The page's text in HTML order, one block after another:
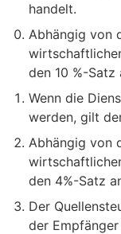
handelt.
Abhängig von
den 10 %-Satz
Wenn die
werden, gilt
Abhängig von
den 4%-Satz
Der
der